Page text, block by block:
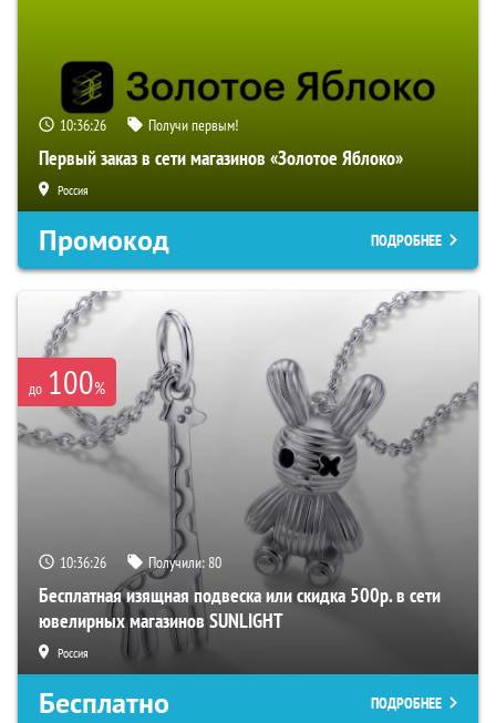
10:36:24 Получи первым!
Первый заказ в сети магазинов «Золотое Яблоко»
Россия
Промокод ПОДРОБНЕЕ
до 100%
10:36:24 Получили:80
Бесплатная изящная подвеска или скидка 500р. в сети
ювелирных магазинов SUNLIGHT
Россия
Бесплатно ПОДРОБНЕЕ